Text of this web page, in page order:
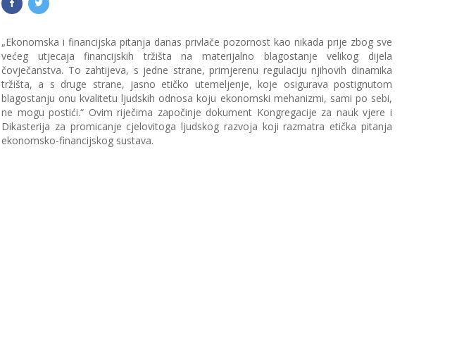
„Ekonomska i financijska pitanja danas privlače pozornost kao nikada prije zbog sve
većeg utjecaja financijskih tržišta na materijalno blagostanje velikog dijela
čovječanstva. To zahtijeva, s jedne strane, primjerenu regulaciju njihovih dinamika
tržišta, a s druge strane, jasno etičko utemeljenje, koje osigurava postignutom
blagostanju onu kvalitetu ljudskih odnosa koju ekonomski mehanizmi, sami po sebi,
ne mogu postići.“ Ovim riječima započinje dokument Kongregacije za nauk vjere i
Dikasterija za promicanje cjelovitoga ljudskog razvoja koji razmatra etička pitanja
ekonomsko-financijskog sustava.